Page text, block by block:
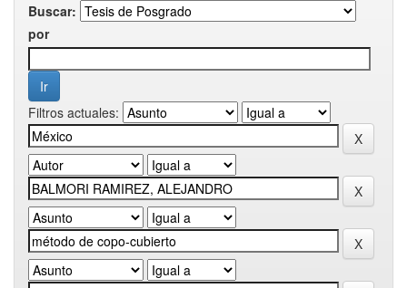
Buscar:
por
Filtros actuales: